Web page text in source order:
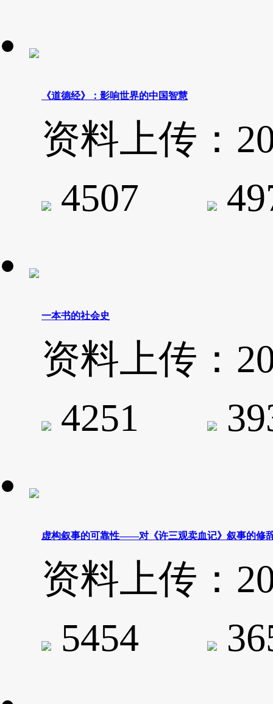
《道德经》：影响世界的中国智慧
资料上传：
4507
一本书的社会史
资料上传：
4251
虚构叙事的可靠性——对《许三观卖血记》叙事的修
资料上传：
5454